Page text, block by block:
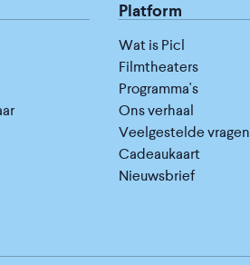
Platform
Wat is Picl
Filmtheaters
Programma's
Ons verhaal
Veelgestelde vragen
Cadeaukaart
Nieuwsbrief